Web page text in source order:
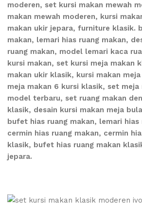
moderen, set kursi makan mewah
makan mewah moderen, kursi
makan ukir jepara, furniture klasik.
makan, lemari hias ruang makan,
ruang makan, model lemari kaca
kursi makan, set kursi meja makan
makan ukir klasik, kursi makan
meja makan 6 kursi klasik, set meja
model terbaru, set ruang makan
klasik, desain kursi makan meja
bufet hias ruang makan, lemari hias
cermin hias ruang makan, cermin
klasik, bufet hias ruang makan
jepara.